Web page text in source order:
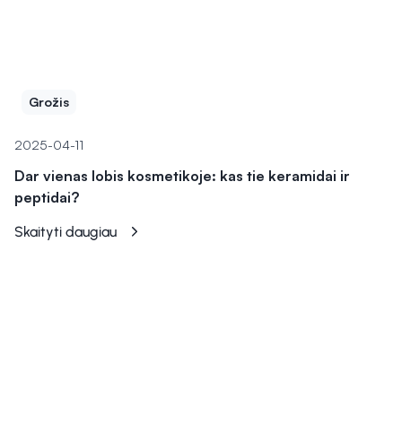
Grožis
2025-04-11
Dar vienas lobis kosmetikoje: kas tie keramidai ir
peptidai?
Skaityti daugiau